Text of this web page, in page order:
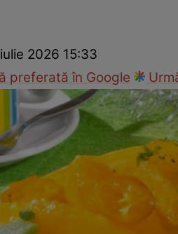
2026 15:33
preferată în Google